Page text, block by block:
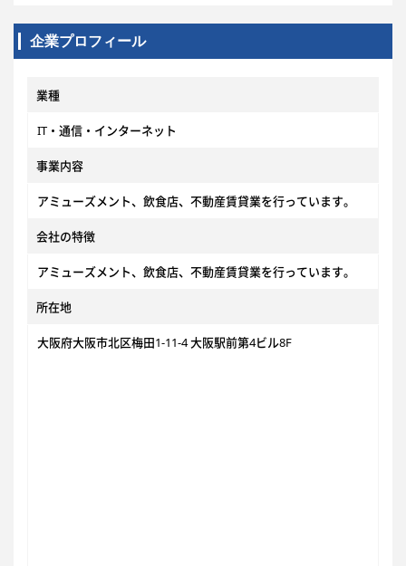
企業プロフィール
業種
IT・通信・インターネット
事業内容
アミューズメント、飲食店、不動産賃貸業を行っています。
会社の特徴
アミューズメント、飲食店、不動産賃貸業を行っています。
所在地
大阪府大阪市北区梅田1-11-4 大阪駅前第4ビル8F